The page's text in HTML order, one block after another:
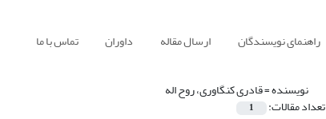
راهنمای نویسندگان ارسال مقاله داوران تماس با ما
نویسنده =قادری کنگاوری، روح اله
تعداد مقالات: 1